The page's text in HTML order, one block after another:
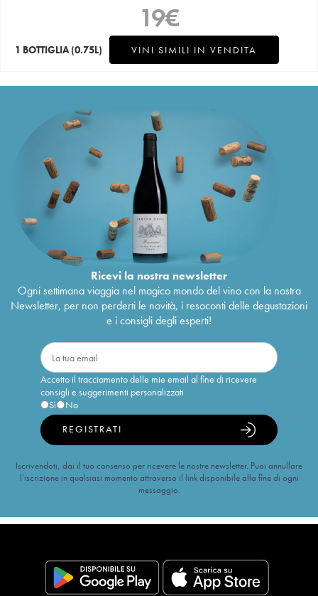
19€
1 BOTTIGLIA (0.75L) VINI SIMILI IN VENDITA
Ricevi la nostra newsletter
Ogni settimana viaggia nel magico mondo del vino con la nostra
Newsletter, per non perderti le novità, i resoconti delle degustazioni
e i consigli degli esperti!
Accetto il tracciamento delle mie email al fine di ricevere
consigli e suggerimenti personalizzati
Sì
No
REGISTRATI
Iscrivendoti, dai il tuo consenso per ricevere le nostre newsletter. Puoi annullare
l’iscrizione in qualsiasi momento attraverso il link disponibile alla fine di ogni
messaggio.